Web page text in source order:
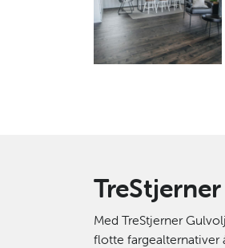
Med TreStjerner
flotte fargealternativer